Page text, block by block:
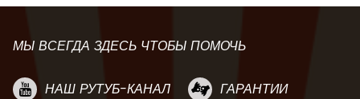
МЫ ВСЕГДА ЗДЕСЬ ЧТОБЫ ПОМОЧЬ
НАШ РУТУБ-КАНАЛ
ГАРАНТИИ